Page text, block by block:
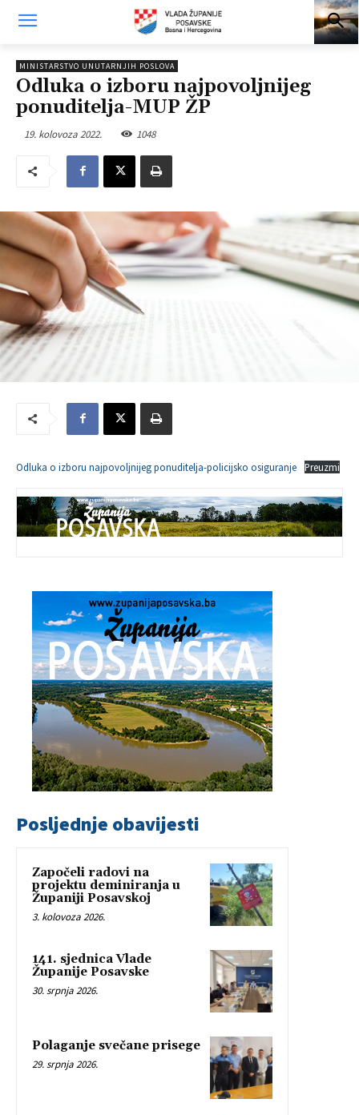
MINISTARSTVO UNUTARNJIH POSLOVA
Odluka o izboru najpovoljnijeg
ponuditelja-MUP ŽP
19. kolovoza 2022. 1048
Odluka o izboru najpovoljnijeg ponuditelja-policijsko osiguranje Preuzmi
Posljednje obavijesti
Započeli radovi na
projektu deminiranja u
Županiji Posavskoj
3. kolovoza 2026.
141. sjednica Vlade
Županije Posavske
30. srpnja 2026.
Polaganje svečane prisege
29. srpnja 2026.